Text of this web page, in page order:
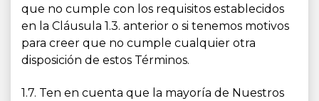
que no cumple con los requisitos establecidos
en la Cláusula 1.3. anterior o si tenemos motivos
para creer que no cumple cualquier otra
disposición de estos Términos.
1.7. Ten en cuenta que la mayoría de Nuestros